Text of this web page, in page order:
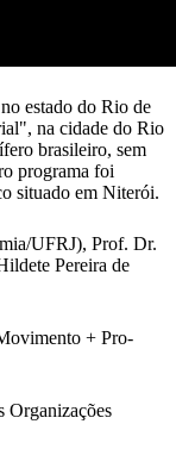
estado do Rio de
na cidade do Rio
brasileiro, sem
programa foi
situado em Niterói.
UFRJ), Prof. Dr.
Pereira de
+ Pro-
Organizações